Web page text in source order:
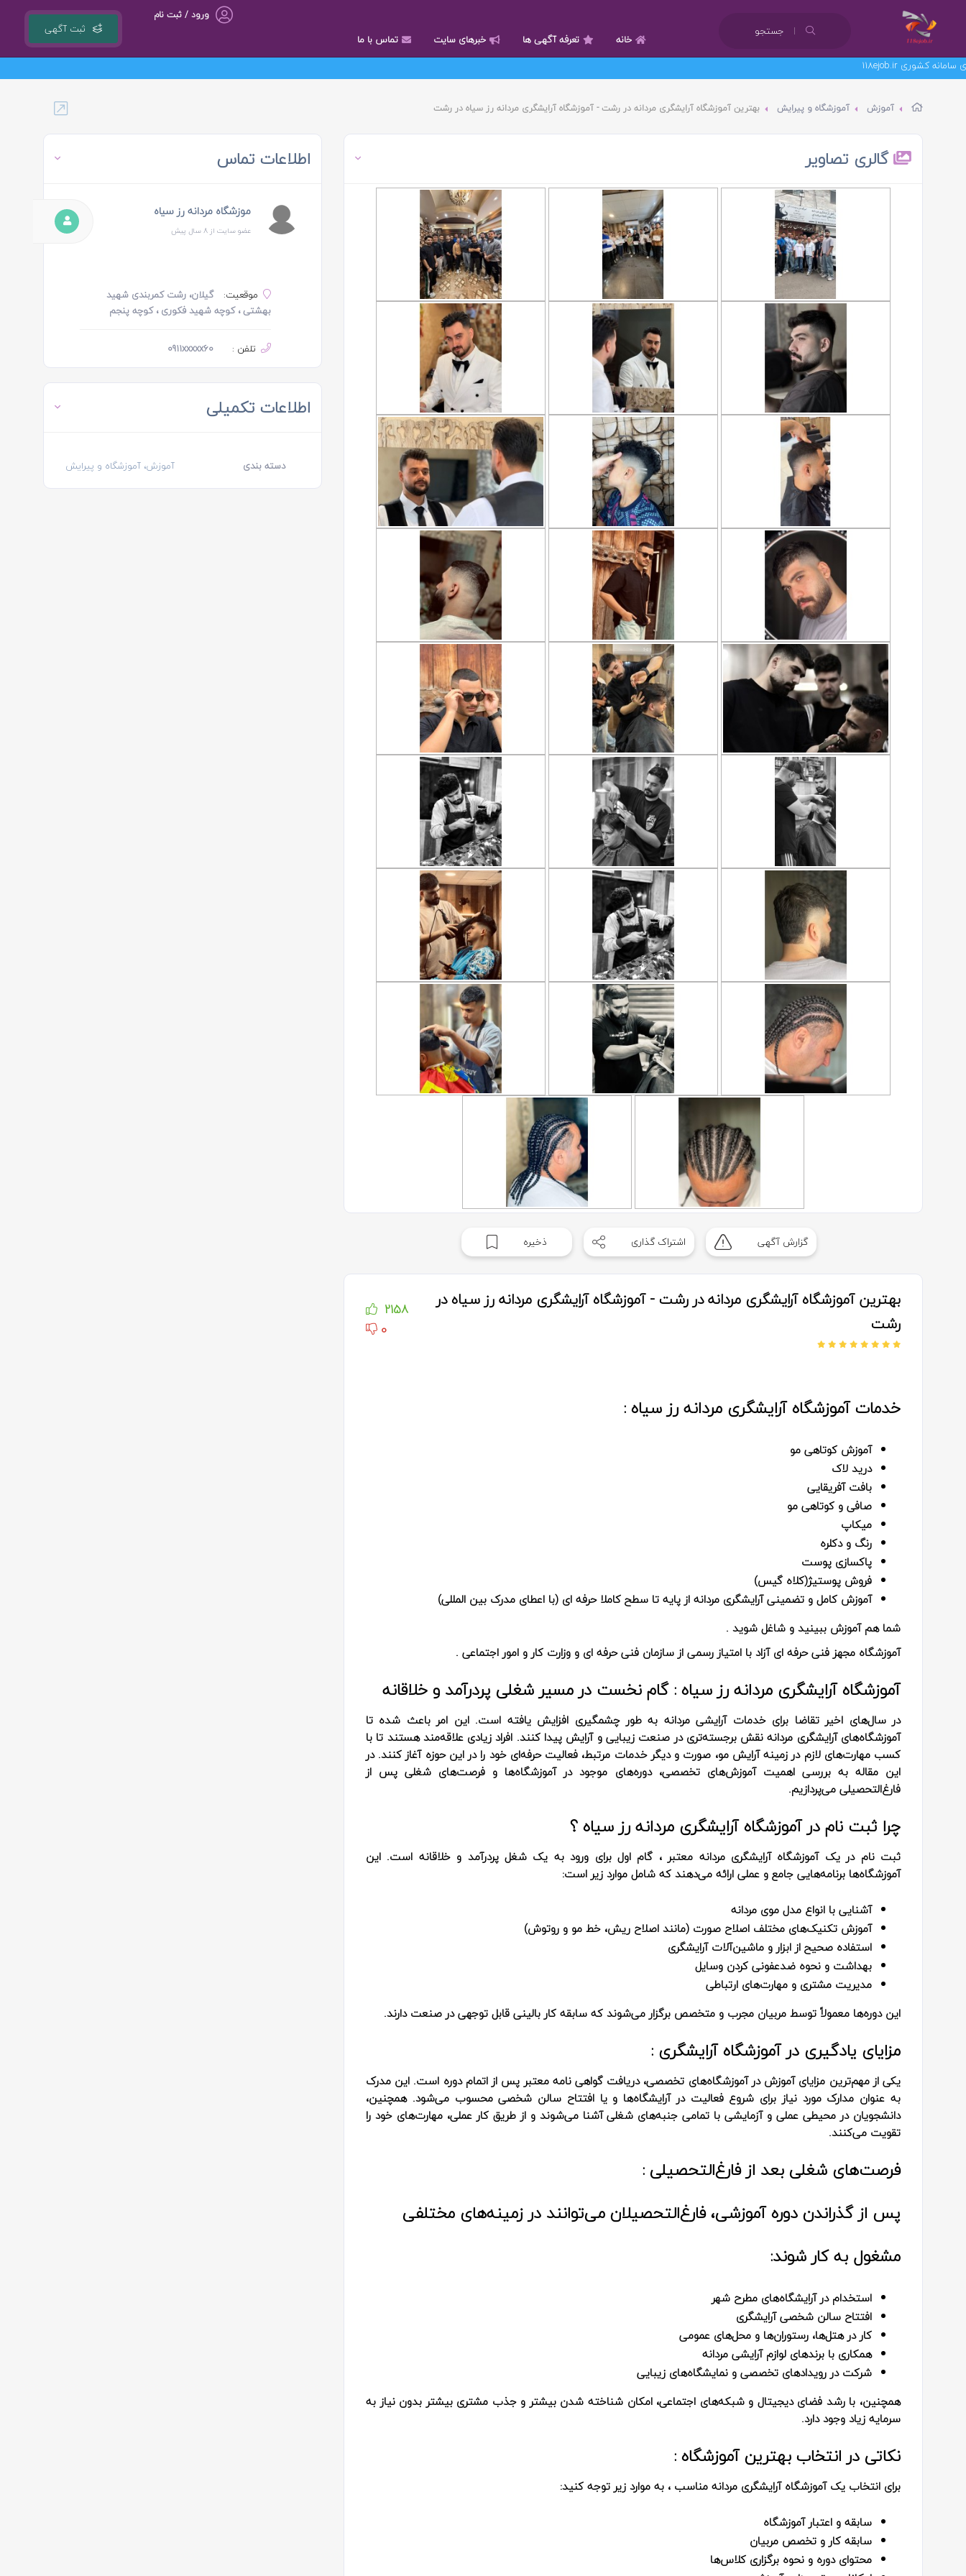
جستجو ثبت آگهی
ورود / ثبت نام
خانه تعرفه آگهی ها خبرهای سایت
تماس با ما
آموزش آموزشگاه و پیرایش بهترین آموزشگاه آرایشگری مردانه در رشت - آموزشگاه آرایشگری مردانه رز سیاه در رشت
گالری تصاویر
گزارش آگهی اشتراک گذاری ذخیره
بهترین آموزشگاه آرایشگری مردانه در رشت - آموزشگاه آرایشگری مردانه رز سیاه در
رشت
2158
0
خدمات آموزشگاه آرایشگری مردانه رز سیاه :
آموزش کوتاهی مو
درید لاک
بافت آفریقایی
صافی و کوتاهی مو
میکاپ
رنگ و دکلره
پاکسازی پوست
فروش پوستیژ(کلاه گیس)
آموزش کامل و تضمینی آرایشگری مردانه از پایه تا سطح کاملا حرفه ای (با اعطای مدرک بین المللی)
شما هم آموزش ببینید و شاغل شوید .
آموزشگاه مجهز فنی حرفه ای آزاد با امتیاز رسمی از سازمان فنی حرفه ای و وزارت کار و امور اجتماعی .
آموزشگاه آرایشگری مردانه رز سیاه : گام نخست در مسیر شغلی پردرآمد و خلاقانه
در سال‌های اخیر تقاضا برای خدمات آرایشی مردانه به طور چشمگیری افزایش یافته است. این امر باعث شده تا
آموزشگاه‌های آرایشگری مردانه نقش برجسته‌تری در صنعت زیبایی و آرایش پیدا کنند. افراد زیادی علاقه‌مند هستند تا با
کسب مهارت‌های لازم در زمینه آرایش مو، صورت و دیگر خدمات مرتبط، فعالیت حرفه‌ای خود را در این حوزه آغاز کنند. در
این مقاله به بررسی اهمیت آموزش‌های تخصصی، دوره‌های موجود در آموزشگاه‌ها و فرصت‌های شغلی پس از
فارغ‌التحصیلی می‌پردازیم.
چرا ثبت نام در آموزشگاه آرایشگری مردانه رز سیاه ؟
ثبت نام در یک آموزشگاه آرایشگری مردانه معتبر ، گام اول برای ورود به یک شغل پردرآمد و خلاقانه است. این
آموزشگاه‌ها برنامه‌هایی جامع و عملی ارائه می‌دهند که شامل موارد زیر است:
آشنایی با انواع مدل موی مردانه
آموزش تکنیک‌های مختلف اصلاح صورت (مانند اصلاح ریش، خط مو و روتوش)
استفاده صحیح از ابزار و ماشین‌آلات آرایشگری
بهداشت و نحوه ضدعفونی کردن وسایل
مدیریت مشتری و مهارت‌های ارتباطی
این دوره‌ها معمولاً توسط مربیان مجرب و متخصص برگزار می‌شوند که سابقه کار بالینی قابل توجهی در صنعت دارند.
مزایای یادگیری در آموزشگاه آرایشگری :
یکی از مهم‌ترین مزایای آموزش در آموزشگاه‌های تخصصی، دریافت گواهی نامه معتبر پس از اتمام دوره است. این مدرک
به عنوان مدارک مورد نیاز برای شروع فعالیت در آرایشگاه‌ها و یا افتتاح سالن شخصی محسوب می‌شود. همچنین،
دانشجویان در محیطی عملی و آزمایشی با تمامی جنبه‌های شغلی آشنا می‌شوند و از طریق کار عملی، مهارت‌های خود را
تقویت می‌کنند.
فرصت‌های شغلی بعد از فارغ‌التحصیلی :
پس از گذراندن دوره آموزشی، فارغ‌التحصیلان می‌توانند در زمینه‌های مختلفی
مشغول به کار شوند:
استخدام در آرایشگاه‌های مطرح شهر
افتتاح سالن شخصی آرایشگری
کار در هتل‌ها، رستوران‌ها و محل‌های عمومی
همکاری با برندهای لوازم آرایشی مردانه
شرکت در رویدادهای تخصصی و نمایشگاه‌های زیبایی
همچنین، با رشد فضای دیجیتال و شبکه‌های اجتماعی، امکان شناخته شدن بیشتر و جذب مشتری بیشتر بدون نیاز به
سرمایه زیاد وجود دارد.
نکاتی در انتخاب بهترین آموزشگاه :
برای انتخاب یک آموزشگاه آرایشگری مردانه مناسب ، به موارد زیر توجه کنید:
سابقه و اعتبار آموزشگاه
سابقه کار و تخصص مربیان
محتوای دوره و نحوه برگزاری کلاس‌ها
اطلاعات تماس
موزشگاه مردانه رز سیاه
عضو سایت از 8 سال پیش
موقعیت:
گیلان، رشت کمربندی شهید
بهشتی ، کوچه شهید فکوری ، کوچه پنجم
تلفن : 0911xxxxx60
اطلاعات تکمیلی
دسته بندی آموزش، آموزشگاه و پیرایش